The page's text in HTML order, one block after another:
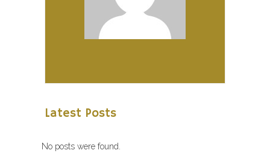
Latest Posts
No posts were found.